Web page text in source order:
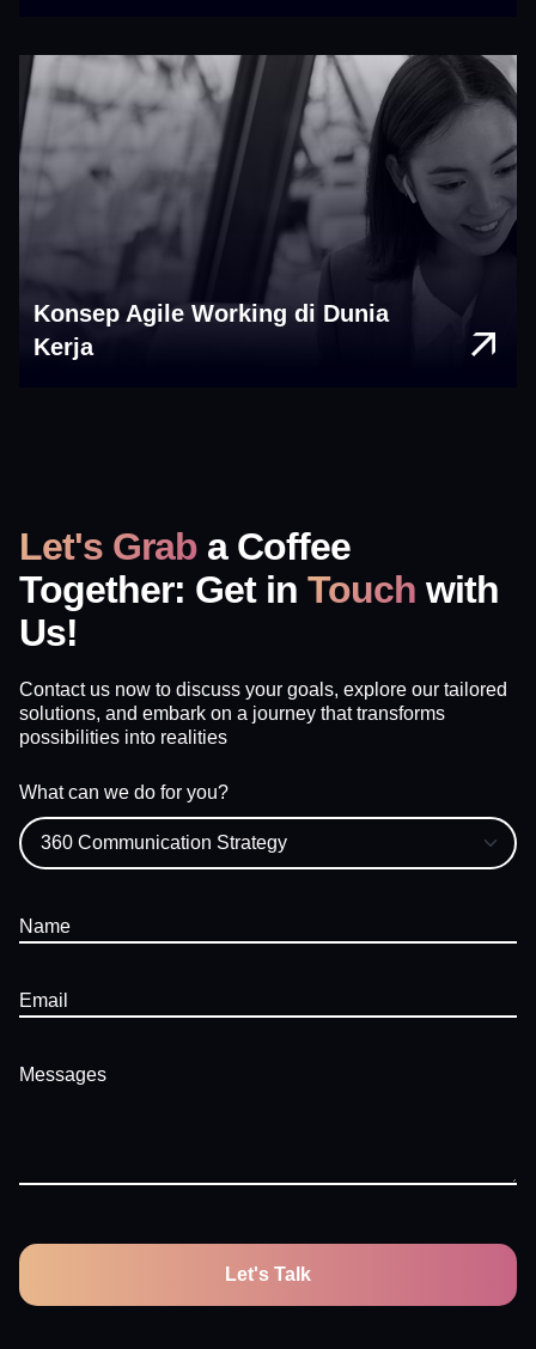
Konsep Agile Working di Dunia
Kerja
Let's Grab a Coffee
Together: Get in Touch with
Us!
Contact us now to discuss your goals, explore our tailored
solutions, and embark on a journey that transforms
possibilities into realities
What can we do for you?